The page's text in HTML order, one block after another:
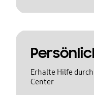
Erhalte Hilfe
Center